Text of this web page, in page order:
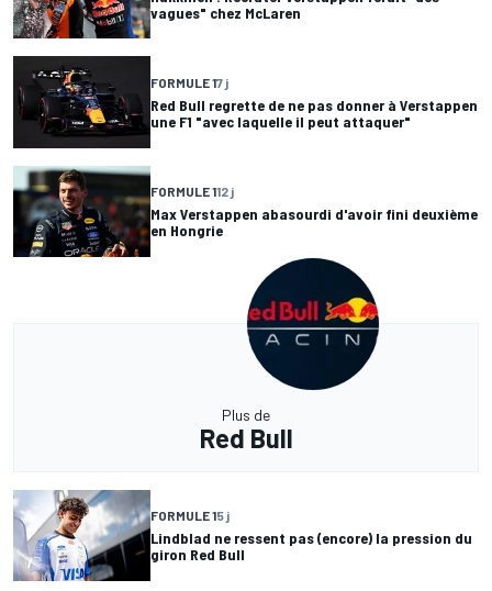
vagues" chez McLaren
FORMULE 17 j
Red Bull regrette de ne pas donner à Verstappen
une F1 "avec laquelle il peut attaquer"
FORMULE 112 j
Max Verstappen abasourdi d'avoir fini deuxième
en Hongrie
Plus de
Red Bull
FORMULE 15 j
Lindblad ne ressent pas (encore) la pression du
giron Red Bull